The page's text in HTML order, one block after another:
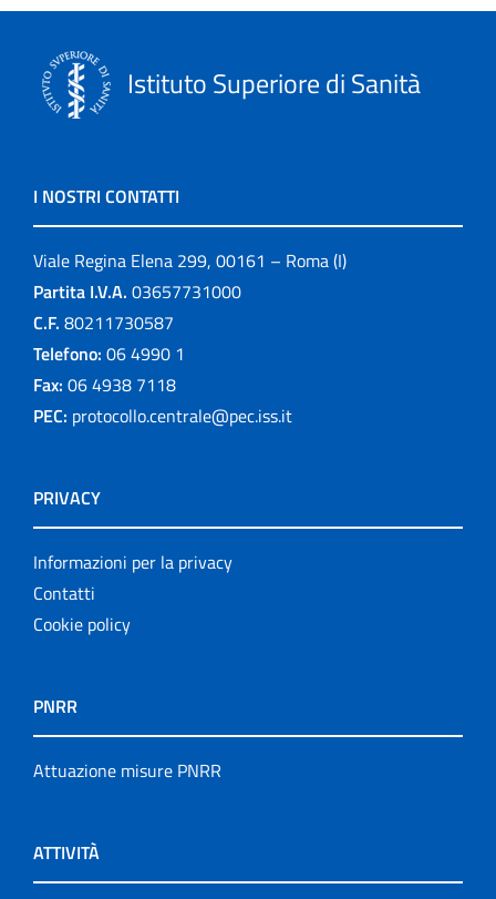
Istituto Superiore di Sanità
I NOSTRI CONTATTI
Viale Regina Elena 299, 00161 – Roma (I)
Partita I.V.A. 03657731000
C.F. 80211730587
Telefono: 06 4990 1
Fax: 06 4938 7118
PEC: protocollo.centrale@pec.iss.it
PRIVACY
Informazioni per la privacy
Contatti
Cookie policy
PNRR
Attuazione misure PNRR
ATTIVITÀ